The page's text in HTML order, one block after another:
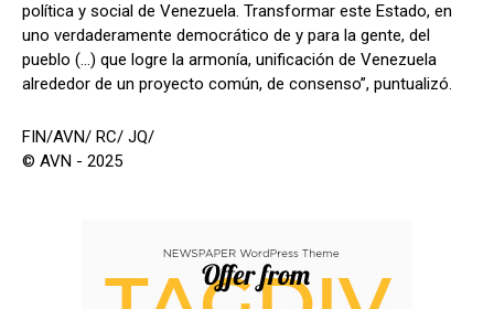
política y social de Venezuela. Transformar este Estado, en
uno verdaderamente democrático de y para la gente, del
pueblo (…) que logre la armonía, unificación de Venezuela
alrededor de un proyecto común, de consenso”, puntualizó.
FIN/AVN/ RC/ JQ/
© AVN - 2025